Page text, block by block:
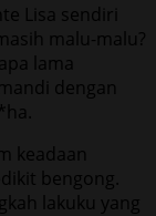
Lisa sendiri
malu-malu?
lama
dengan
keadaan
bengong.
lakuku yang